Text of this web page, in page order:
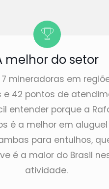
melhor do setor
mineradoras em
e 42 pontos de
entender porque a
é a melhor em
para entulhos,
é a maior do Brasil
atividade.